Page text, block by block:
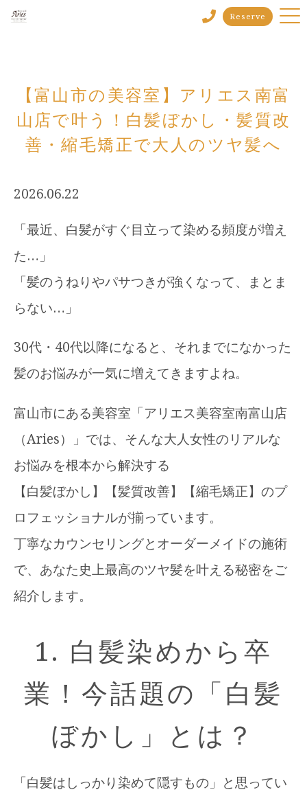
Reserve
【富山市の美容室】アリエス南富
山店で叶う！白髪ぼかし・髪質改
善・縮毛矯正で大人のツヤ髪へ
2026.06.22
「最近、白髪がすぐ目立って染める頻度が増え
た…」
「髪のうねりやパサつきが強くなって、まとま
らない…」
30代・40代以降になると、それまでになかった
髪のお悩みが一気に増えてきますよね。
富山市にある美容室「アリエス美容室南富山店
（Aries）」では、そんな大人女性のリアルな
お悩みを根本から解決する
【白髪ぼかし】【髪質改善】【縮毛矯正】のプ
ロフェッショナルが揃っています。
丁寧なカウンセリングとオーダーメイドの施術
で、あなた史上最高のツヤ髪を叶える秘密をご
紹介します。
1. 白髪染めから卒
業！今話題の「白髪
ぼかし」とは？
「白髪はしっかり染めて隠すもの」と思ってい